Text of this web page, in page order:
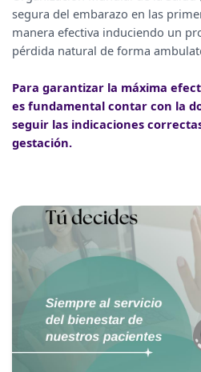
segura del embarazo en las
manera efectiva induciendo un
pérdida natural de forma
Para garantizar la máxima
es fundamental contar con la
seguir las indicaciones
gestación.